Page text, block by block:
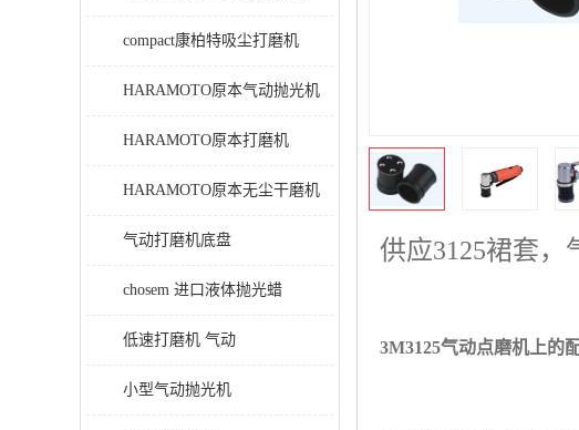
compact康柏特吸尘打磨机
HARAMOTO原本气动抛光机
HARAMOTO原本打磨机
HARAMOTO原本无尘干磨机
气动打磨机底盘
chosem 进口液体抛光蜡
低速打磨机 气动
小型气动抛光机
供应3125裙套，
3M3125气动点磨机上的